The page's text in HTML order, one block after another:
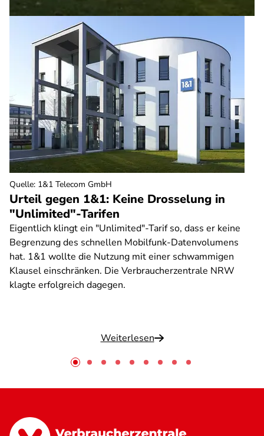
Urteil gegen 1&1: Keine Drosselung in
"Unlimited"-Tarifen
Eigentlich klingt ein "Unlimited"-Tarif so, dass er keine
Begrenzung des schnellen Mobilfunk-Datenvolumens
hat. 1&1 wollte die Nutzung mit einer schwammigen
Klausel einschränken. Die Verbraucherzentrale NRW
klagte erfolgreich dagegen.
Weiterlesen
Quelle: 1&1 Telecom GmbH